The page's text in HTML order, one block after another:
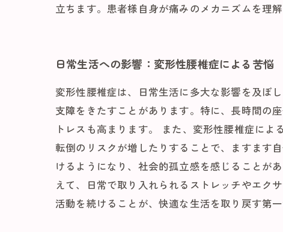
立ちます。患者様自身が痛みのメカニズムを理
日常生活への影響：変形性腰椎症による苦悩
変形性腰椎症は、日常生活に多大な影響を及ぼ
支障をきたすことがあります。特に、長時間の
トレスも高まります。 また、変形性腰椎症に
転倒のリスクが増したりすることで、ますます
けるようになり、社会的孤立感を感じることが
えて、日常で取り入れられるストレッチやエク
活動を続けることが、快適な生活を取り戻す第一